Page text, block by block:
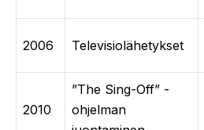
2006 Televisiolähetykset
2010
”The Sing-Off” -
ohjelman